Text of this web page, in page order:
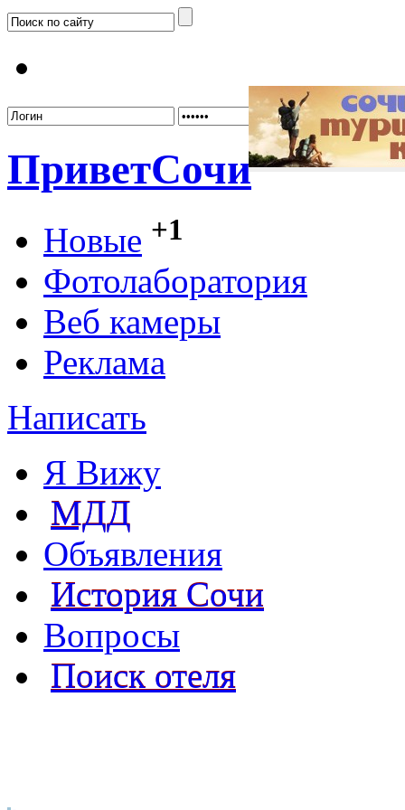
ПриветСочи
Новые +1
Фотолаборатория
Веб камеры
Реклама
Написать
Я Вижу
МДД
Объявления
История Сочи
Вопросы
Поиск отеля